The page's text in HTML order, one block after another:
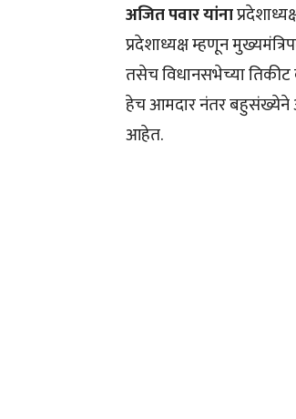
अजित पवार यांना
प्रदेशाध्यक्ष म्हणून
तसेच विधानसभेच्या तिकीट
हेच आमदार नंतर बहुसंख्येने
आहेत.